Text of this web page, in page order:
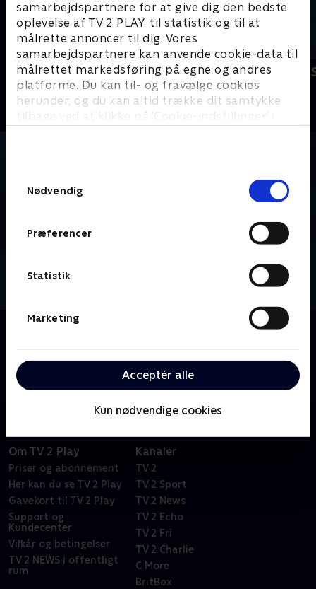
samarbejdspartnere for at give dig den bedste
oplevelse af TV 2 PLAY, til statistik og til at
målrette annoncer til dig. Vores
samarbejdspartnere kan anvende cookie-data til
målrettet markedsføring på egne og andres
platforme. Du kan til- og fravælge cookies
herunder, og du kan altid trække dit samtykke
tilbage ved at klikke på ’Cookie-indstillinger’ i
Nødvendig
Præferencer
Statistik
Marketing
Acceptér alle
Kun nødvendige cookies
Vinter-OL - Langrend
Skisport
Vinter-OL -
Skisport
mountaineering-disciplinen, der kæmper om
prestigefyldt OL-metal i Milano Cortina.
Om TV 2 Play
Priser og abonnement
Her kan du se TV 2 Play
Gavekort til TV 2 Play
Support og
Kundecenter
Vilkår og betingelser
TV 2 NEWS i offentligt
rum
Kanaler
TV 2
TV 2 Sport
TV 2 News
TV 2 Echo
TV 2 Fri
TV 2 Charlie
C More
BritBox